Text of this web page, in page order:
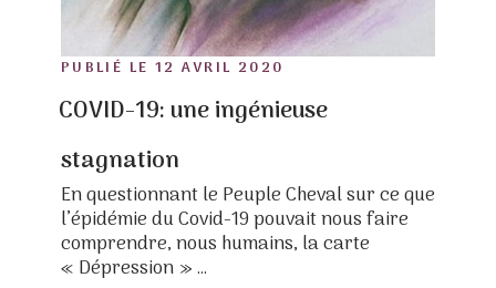
PUBLIÉ LE POSTED
12 AVRIL 2020
COVID-19: une ingénieuse
stagnation
En questionnant le Peuple Cheval sur ce que
l’épidémie du Covid-19 pouvait nous faire
comprendre, nous humains, la carte
« Dépression » …